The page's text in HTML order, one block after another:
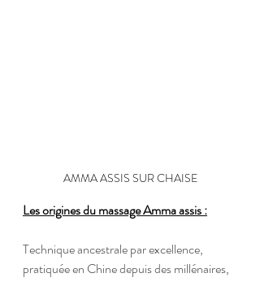
AMMA ASSIS SUR CHAISE
Les origines du massage Amma assis :
Technique ancestrale par excellence,
pratiquée en Chine depuis des millénaires,